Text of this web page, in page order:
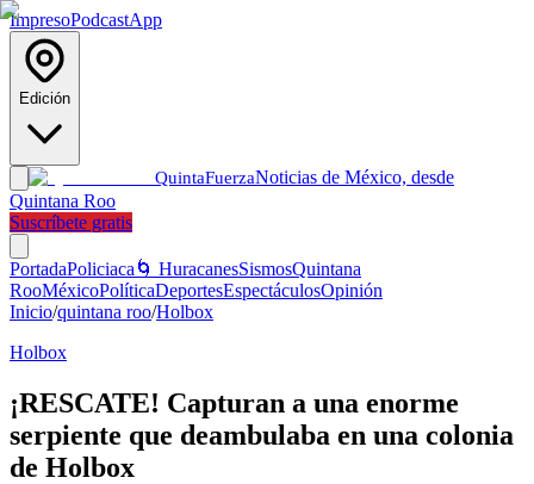
ImpresoPodcastApp
Edición
QuintaFuerzaNoticias de México, desde
Quintana Roo
Suscríbete gratis
PortadaPoliciaca 🌀 HuracanesSismosQuintana
RooMéxicoPolíticaDeportesEspectáculosOpinión
Inicio/quintana roo/Holbox
Holbox
¡RESCATE! Capturan a una enorme
serpiente que deambulaba en una colonia
de Holbox